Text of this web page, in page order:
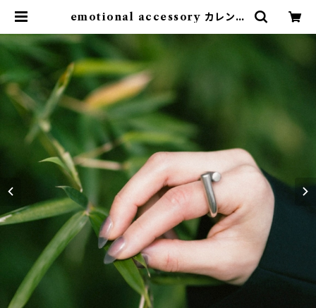
emotional accessory カレンシ